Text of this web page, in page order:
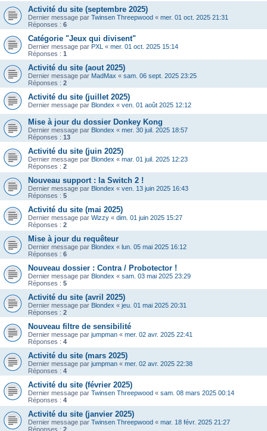
Activité du site (septembre 2025)
Dernier message par Twinsen Threepwood « mer. 01 oct. 2025 21:31
Réponses : 6
Catégorie "Jeux qui divisent"
Dernier message par PXL « mer. 01 oct. 2025 15:14
Réponses : 1
Activité du site (aout 2025)
Dernier message par MadMax « sam. 06 sept. 2025 23:25
Réponses : 2
Activité du site (juillet 2025)
Dernier message par Blondex « ven. 01 août 2025 12:12
Mise à jour du dossier Donkey Kong
Dernier message par Blondex « mer. 30 juil. 2025 18:57
Réponses : 13
Activité du site (juin 2025)
Dernier message par Blondex « mar. 01 juil. 2025 12:23
Réponses : 2
Nouveau support : la Switch 2 !
Dernier message par Blondex « ven. 13 juin 2025 16:43
Réponses : 5
Activité du site (mai 2025)
Dernier message par Wizzy « dim. 01 juin 2025 15:27
Réponses : 2
Mise à jour du requêteur
Dernier message par Blondex « lun. 05 mai 2025 16:12
Réponses : 6
Nouveau dossier : Contra / Probotector !
Dernier message par Blondex « sam. 03 mai 2025 23:29
Réponses : 5
Activité du site (avril 2025)
Dernier message par Blondex « jeu. 01 mai 2025 20:31
Réponses : 2
Nouveau filtre de sensibilité
Dernier message par jumpman « mer. 02 avr. 2025 22:41
Réponses : 4
Activité du site (mars 2025)
Dernier message par jumpman « mer. 02 avr. 2025 22:38
Réponses : 4
Activité du site (février 2025)
Dernier message par Twinsen Threepwood « sam. 08 mars 2025 00:14
Réponses : 4
Activité du site (janvier 2025)
Dernier message par Twinsen Threepwood « mar. 18 févr. 2025 21:27
Réponses : 2